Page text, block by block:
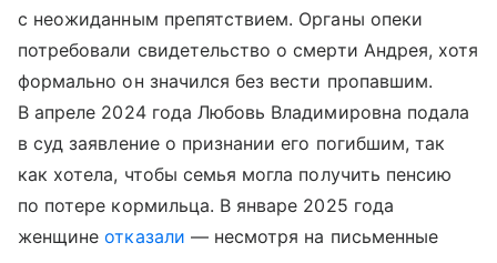
с неожиданным препятствием. Органы опеки
потребовали свидетельство о смерти Андрея, хотя
формально он значился без вести пропавшим.
В апреле 2024 года Любовь Владимировна подала
в суд заявление о признании его погибшим, так
как хотела, чтобы семья могла получить пенсию
по потере кормильца. В январе 2025 года
женщинеотказали — несмотря на письменные